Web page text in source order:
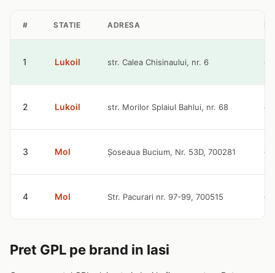
# STATIE ADRESA
1 Lukoil str. Calea Chisinaului, nr. 6
2 Lukoil str. Morilor Splaiul Bahlui, nr. 68
3 Mol Şoseaua Bucium, Nr. 53D, 700281
4 Mol Str. Pacurari nr. 97-99, 700515
Pret GPL pe brand in Iasi